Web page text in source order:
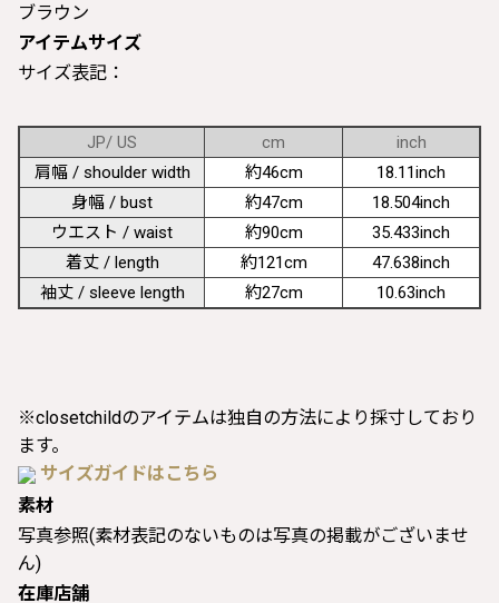
ブラウン
アイテムサイズ
サイズ表記：
JP/ US cm
inch
肩幅 / shoulder width
約46cm
18.11inch
身幅 / bust
約47cm
18.504inch
ウエスト / waist
約90cm
35.433inch
着丈 / length
約121cm
47.638inch
袖丈 / sleeve length
約27cm 10.63inch
※closetchildのアイテムは独自の方法により採寸しており
ます。
サイズガイドはこちら
素材
写真参照(素材表記のないものは写真の掲載がございませ
ん)
在庫店舗